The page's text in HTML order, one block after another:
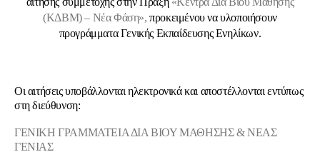
(ΚΔΒΜ) – Νέα Φάση»,προκειμένου να υλοποιήσουν
προγράμματα Γενικής Εκπαίδευσης Ενηλίκων.
Οι αιτήσεις υποβάλλονται ηλεκτρονικά και αποστέλλονται εντύπως
στη διεύθυνση:
ΓΕΝΙΚΗ ΓΡΑΜΜΑΤΕΙΑ ΔΙΑ ΒΙΟΥ ΜΑΘΗΣΗΣ & ΝΕΑΣ
ΓΕΝΙΑΣ